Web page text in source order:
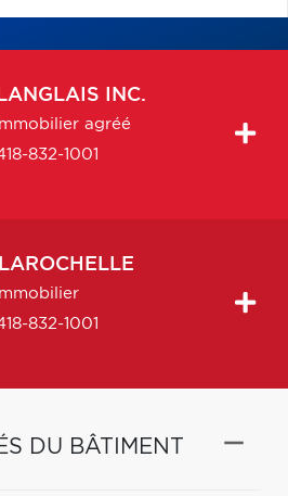
LANGLAIS INC.
agréé
832-1001
LAROCHELLE
832-1001
DU BÂTIMENT